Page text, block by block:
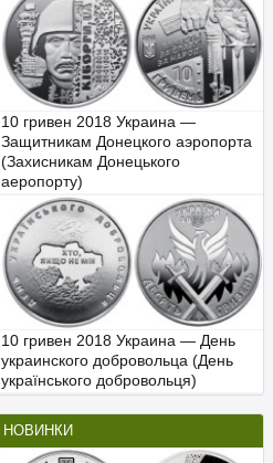
10 гривен 2018 Украина —
Защитникам Донецкого аэропорта
(Захисникам Донецького
аеропорту)
10 гривен 2018 Украина — День
украинского добровольца (День
українського добровольця)
НОВИНКИ